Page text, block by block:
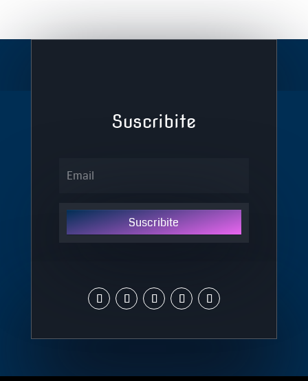
Suscribite
Suscribite